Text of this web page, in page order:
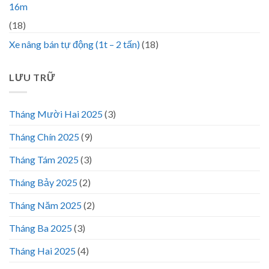
16m
(18)
Xe nâng bán tự động (1t – 2 tấn)(18)
LƯU TRỮ
Tháng Mười Hai 2025(3)
Tháng Chín 2025(9)
Tháng Tám 2025(3)
Tháng Bảy 2025(2)
Tháng Năm 2025(2)
Tháng Ba 2025(3)
Tháng Hai 2025(4)